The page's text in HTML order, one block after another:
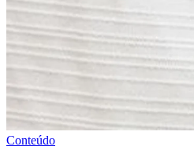
Conteúdo